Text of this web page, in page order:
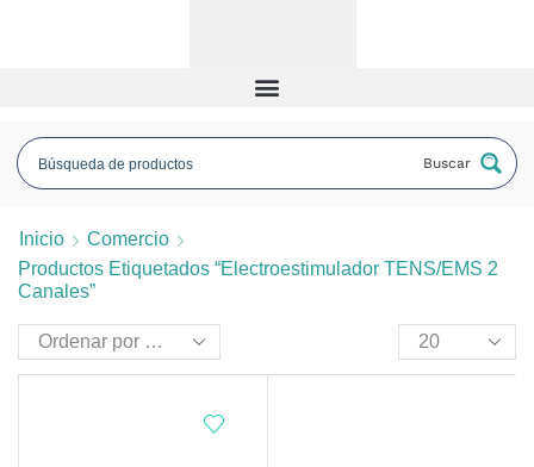
Buscar
Inicio
Comercio
Productos Etiquetados “electroestimulador TENS/EMS 2
Canales”